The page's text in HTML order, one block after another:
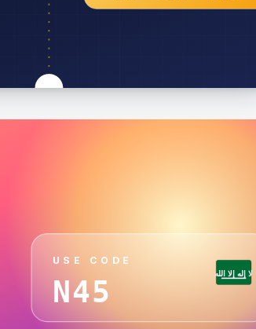
USE CODE
N45
لا إله إلا الله